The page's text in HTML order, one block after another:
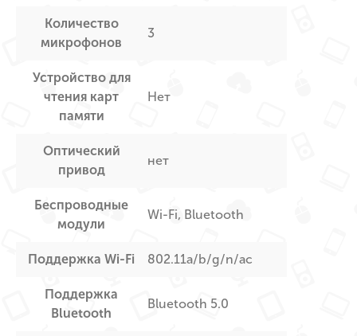
Количество
микрофонов
3
Устройство для
чтения карт
памяти
Нет
Оптический
привод
нет
Беспроводные
модули
Wi-Fi, Bluetooth
Поддержка Wi-Fi 802.11a/b/g/n/ac
Поддержка
Bluetooth
Bluetooth 5.0